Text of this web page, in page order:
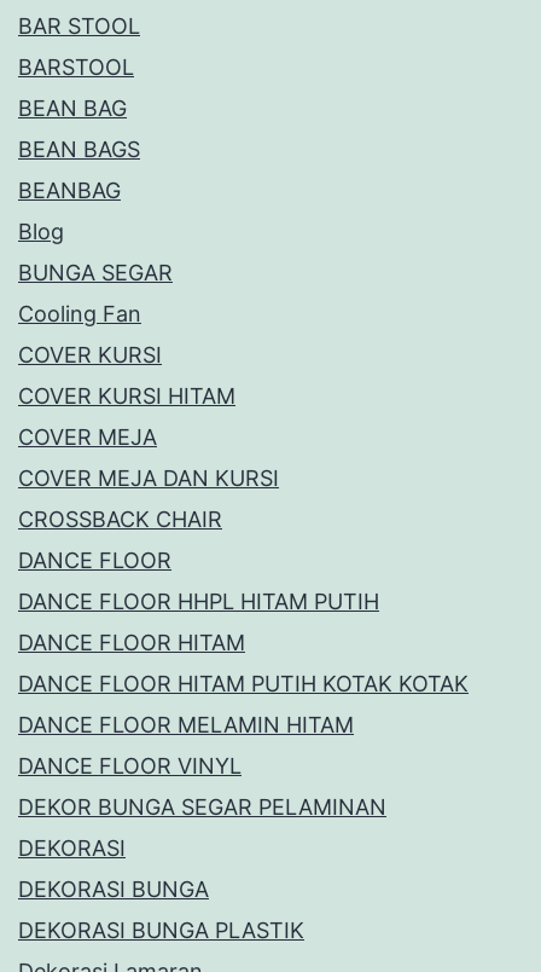
BAR STOOL
BARSTOOL
BEAN BAG
BEAN BAGS
BEANBAG
Blog
BUNGA SEGAR
Cooling Fan
COVER KURSI
COVER KURSI HITAM
COVER MEJA
COVER MEJA DAN KURSI
CROSSBACK CHAIR
DANCE FLOOR
DANCE FLOOR HHPL HITAM PUTIH
DANCE FLOOR HITAM
DANCE FLOOR HITAM PUTIH KOTAK KOTAK
DANCE FLOOR MELAMIN HITAM
DANCE FLOOR VINYL
DEKOR BUNGA SEGAR PELAMINAN
DEKORASI
DEKORASI BUNGA
DEKORASI BUNGA PLASTIK